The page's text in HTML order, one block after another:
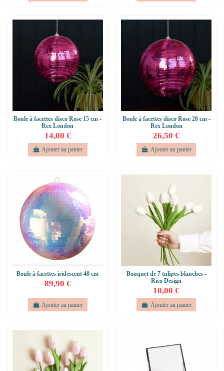
Boule à facettes disco Rose 15 cm -
Rex London
14,00 €
Ajouter au panier
Boule à facettes disco Rose 20 cm -
Rex London
26,50 €
Ajouter au panier
Boule à facettes iridescent 40 cm
89,90 €
Ajouter au panier
Bouquet de 7 tulipes blanches -
Rico Design
10,00 €
Ajouter au panier